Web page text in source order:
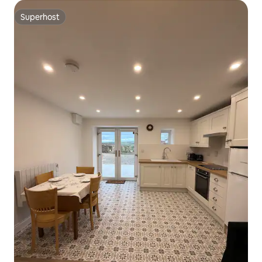
Superhost
Superhost